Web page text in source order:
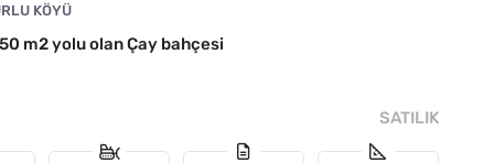
KÖYÜ
m2 yolu olan Çay bahçesi
SATILIK